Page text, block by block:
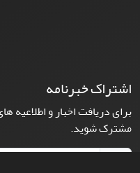
اشتراک خبرنامه
برای دریافت اخبار و اطلاعیه
مشترک شوید.